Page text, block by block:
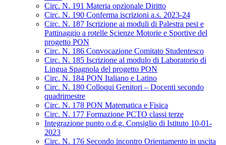
Circ. N. 191 Materia opzionale Diritto
Circ. N. 190 Conferma iscrizioni a.s. 2023-24
Circ. N. 187 Iscrizione ai moduli di Palestra pesi e
Pattinaggio a rotelle Scienze Motorie e Sportive del
progetto PON
Circ. N. 186 Convocazione Comitato Studentesco
Circ. N. 185 Iscrizione al modulo di Laboratorio di
Lingua Spagnola del progetto PON
Circ. N. 184 PON Italiano e Latino
Circ. N. 180 Colloqui Genitori – Docenti secondo
quadrimestre
Circ. N. 178 PON Matematica e Fisica
Circ. N. 177 Formazione PCTO classi terze
Integrazione punto o.d.g. Consiglio di Istituto 10-01-
2023
Circ. N. 176 Secondo incontro Orientamento in uscita